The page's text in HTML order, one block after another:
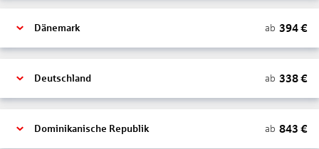
Dänemark ab 394€
Deutschland ab 338€
Dominikanische Republik ab 843 €